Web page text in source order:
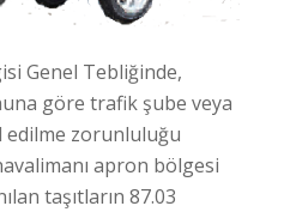
Genel Tebliğinde,
göre trafik şube veya
edilme zorunluluğu
apron bölgesi
taşıtların 87.03